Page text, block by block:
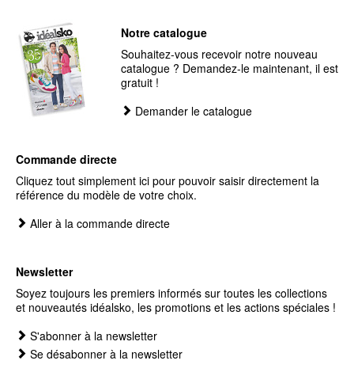
Notre catalogue
Souhaitez-vous recevoir notre nouveau
catalogue ? Demandez-le maintenant, il est
gratuit !
Demander le catalogue
Commande directe
Cliquez tout simplement ici pour pouvoir saisir directement la
référence du modèle de votre choix.
Aller à la commande directe
Newsletter
Soyez toujours les premiers informés sur toutes les collections
et nouveautés idéalsko, les promotions et les actions spéciales !
S'abonner à la newsletter
Se désabonner à la newsletter